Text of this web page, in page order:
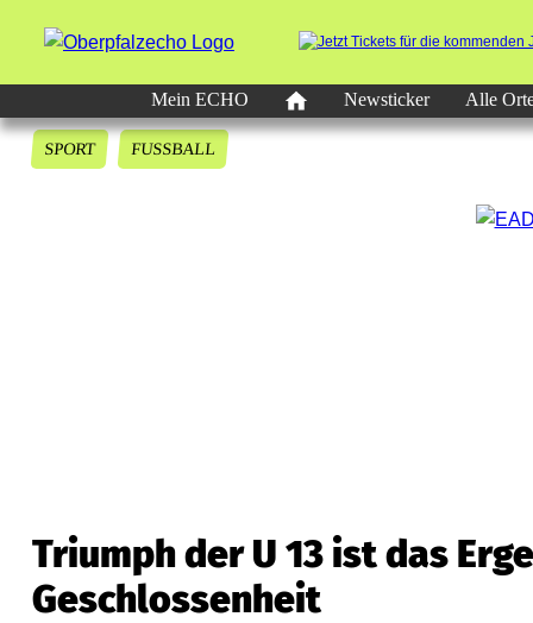
Mein ECHO
Newsticker Alle
SPORT FUSSBALL
Triumph der U 13 ist das
Geschlossenheit